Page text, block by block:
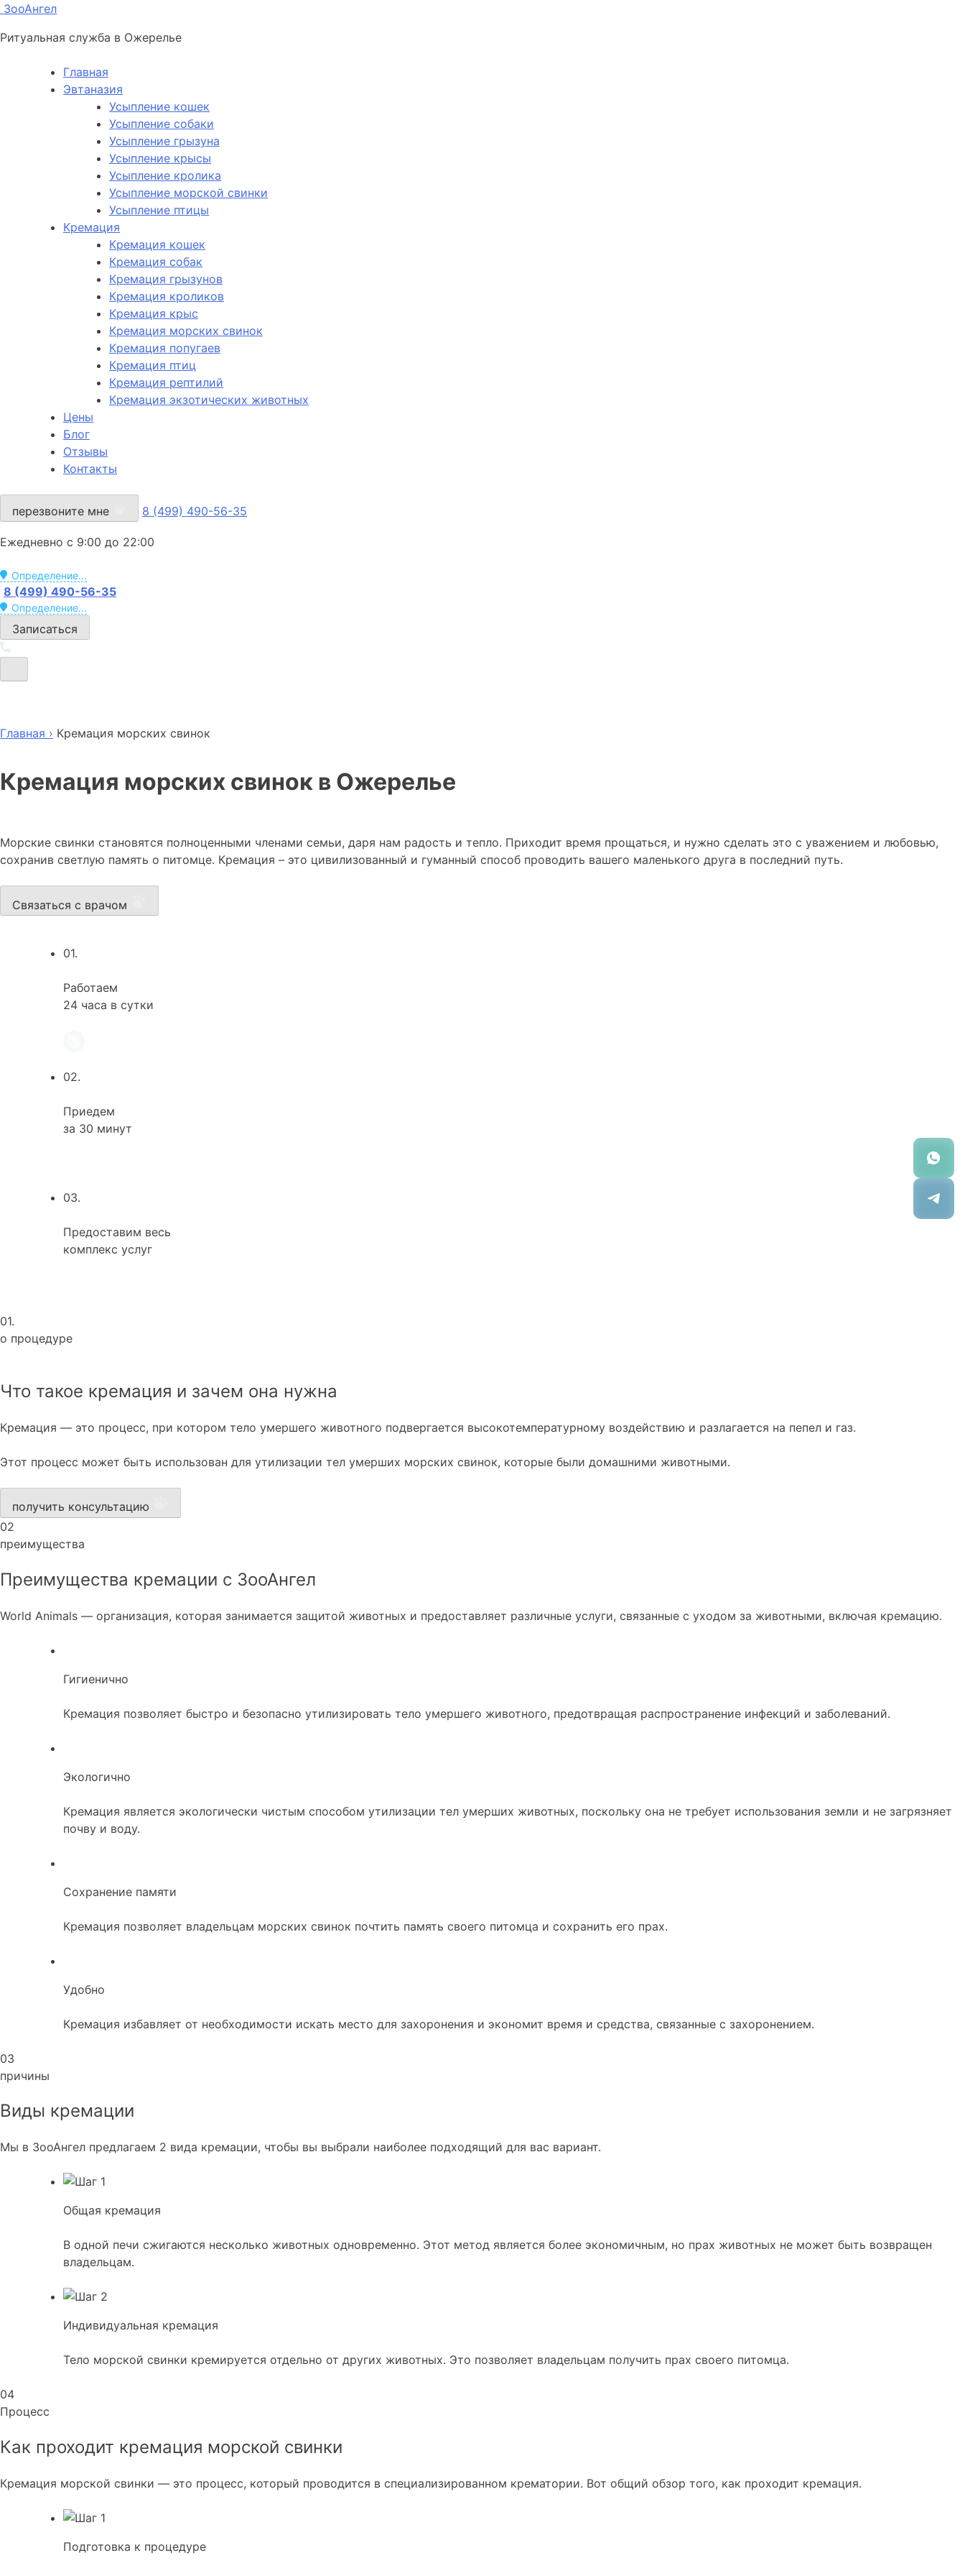
ЗооАнгел
Ритуальная служба в Ожерелье
Главная
Эвтаназия
Усыпление кошек
Усыпление собаки
Усыпление грызуна
Усыпление крысы
Усыпление кролика
Усыпление морской свинки
Усыпление птицы
Кремация
Кремация кошек
Кремация собак
Кремация грызунов
Кремация кроликов
Кремация крыс
Кремация морских свинок
Кремация попугаев
Кремация птиц
Кремация рептилий
Кремация экзотических животных
Цены
Блог
Отзывы
Контакты
перезвоните мне 8 (499) 490-56-35
Ежедневно с 9:00 до 22:00
Определение...
8 (499) 490-56-35
Определение...
Записаться
Главная › Кремация морских свинок
Кремация морских свинок в Ожерелье
Морские свинки становятся полноценными членами семьи, даря нам радость и тепло. Приходит время прощаться, и нужно сделать это с уважением и любовью,
сохранив светлую память о питомце. Кремация – это цивилизованный и гуманный способ проводить вашего маленького друга в последний путь.
Связаться с врачом
01.
Работаем
24 часа в сутки
02.
Приедем
за 30 минут
03.
Предоставим весь
комплекс услуг
01.
о процедуре
Что такое кремация и зачем она нужна
Кремация — это процесс, при котором тело умершего животного подвергается высокотемпературному воздействию и разлагается на пепел и газ.
Этот процесс может быть использован для утилизации тел умерших морских свинок, которые были домашними животными.
получить консультацию
02
преимущества
Преимущества кремации с ЗооАнгел
World Animals — организация, которая занимается защитой животных и предоставляет различные услуги, связанные с уходом за животными, включая кремацию.
Гигиенично
Кремация позволяет быстро и безопасно утилизировать тело умершего животного, предотвращая распространение инфекций и заболеваний.
Экологично
Кремация является экологически чистым способом утилизации тел умерших животных, поскольку она не требует использования земли и не загрязняет
почву и воду.
Сохранение памяти
Кремация позволяет владельцам морских свинок почтить память своего питомца и сохранить его прах.
Удобно
Кремация избавляет от необходимости искать место для захоронения и экономит время и средства, связанные с захоронением.
03
причины
Виды кремации
Мы в ЗооАнгел предлагаем 2 вида кремации, чтобы вы выбрали наиболее подходящий для вас вариант.
Общая кремация
В одной печи сжигаются несколько животных одновременно. Этот метод является более экономичным, но прах животных не может быть возвращен
владельцам.
Индивидуальная кремация
Тело морской свинки кремируется отдельно от других животных. Это позволяет владельцам получить прах своего питомца.
04
Процесс
Как проходит кремация морской свинки
Кремация морской свинки — это процесс, который проводится в специализированном крематории. Вот общий обзор того, как проходит кремация.
Подготовка к процедуре